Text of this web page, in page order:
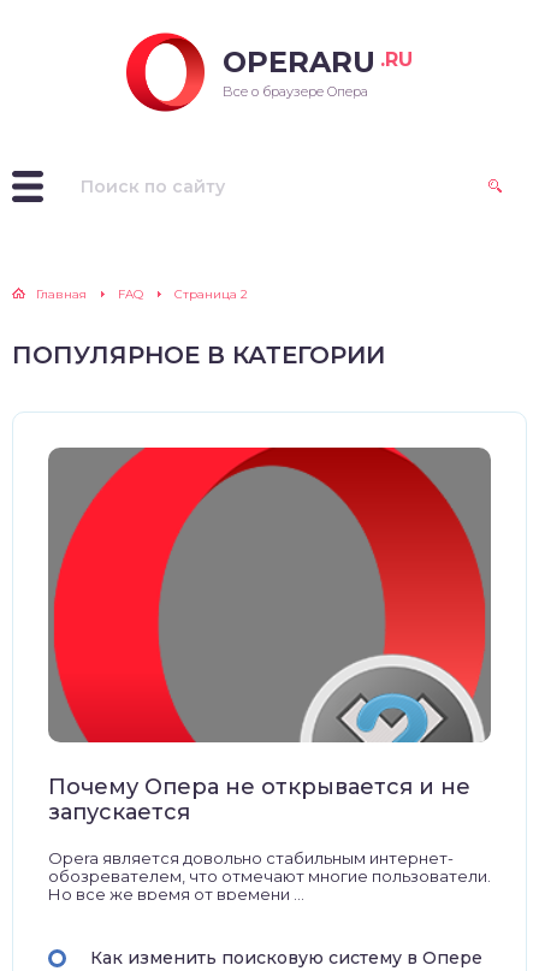
OPERARU .RU
Все о браузере Опера
Главная FAQ Страница 2
ПОПУЛЯРНОЕ В КАТЕГОРИИ
Почему Опера не открывается и не
запускается
Opera является довольно стабильным интернет-
обозревателем, что отмечают многие пользователи.
Но все же время от времени ...
Как изменить поисковую систему в Опере
для Windows
для Linux